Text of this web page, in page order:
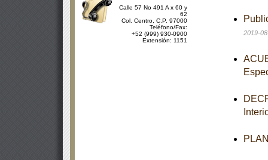
Calle 57 No 491 A x 60 y
62
Col. Centro, C.P. 97000
Teléfono/Fax:
+52 (999) 930-0900
Extensión: 1151
2019-